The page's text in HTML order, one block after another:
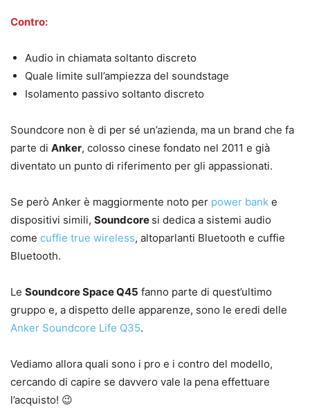
Contro:
Audio in chiamata soltanto discreto
Quale limite sull’ampiezza del soundstage
Isolamento passivo soltanto discreto
Soundcore non è di per sé un’azienda, ma un brand che fa
parte di Anker, colosso cinese fondato nel 2011 e già
diventato un punto di riferimento per gli appassionati.
Se però Anker è maggiormente noto per power bank e
dispositivi simili, Soundcore si dedica a sistemi audio
come cuffie true wireless, altoparlanti Bluetooth e cuffie
Bluetooth.
Le Soundcore Space Q45 fanno parte di quest’ultimo
gruppo e, a dispetto delle apparenze, sono le eredi delle
Anker Soundcore Life Q35.
Vediamo allora quali sono i pro e i contro del modello,
cercando di capire se davvero vale la pena effettuare
l’acquisto! 😉